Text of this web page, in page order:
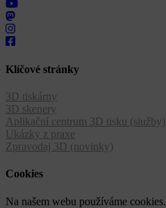
Klíčové stránky
3D tiskárny
3D skenery
Aplikační centrum 3D tisku (služby)
Ukázky z praxe
Zpravodaj 3D (novinky)
Cookies
Na našem webu používáme cookies.